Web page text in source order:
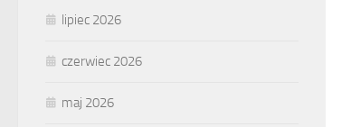
lipiec 2026
czerwiec 2026
maj 2026